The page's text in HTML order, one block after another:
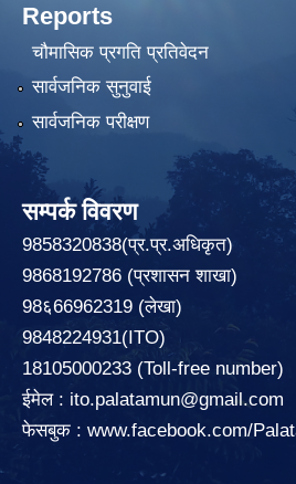
Reports
चौमासिक प्रगति प्रतिवेदन
सार्वजनिक सुनुवाई
सार्वजनिक परीक्षण
सम्पर्क विवरण
9858320838(प्र.प्र.अधिकृत)
9868192786 (प्रशासन शाखा)
98६66962319 (लेखा)
9848224931(ITO)
18105000233 (Toll-free number)
ईमेल : ito.palatamun@gmail.com
फेसबुक : www.facebook.com/